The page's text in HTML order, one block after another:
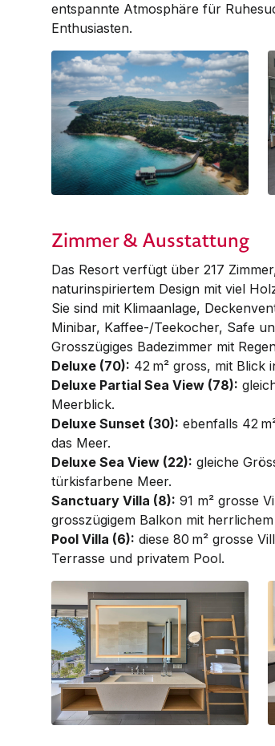
entspannte Atmosphäre für
Enthusiasten.
Zimmer & Ausstattung
Das Resort verfügt über 217
naturinspiriertem Design mit viel
Sie sind mit Klimaanlage,
Minibar, Kaffee-/Teekocher, Safe
Grosszügiges Badezimmer mit
Deluxe (70): 42 m² gross, mit Blick
Deluxe Partial Sea View (78):
Meerblick.
Deluxe Sunset (30): ebenfalls 42
das Meer.
Deluxe Sea View (22): gleiche
türkisfarbene Meer.
Sanctuary Villa (8): 91 m² grosse
grosszügigem Balkon mit
Pool Villa (6): diese 80 m² grosse
Terrasse und privatem Pool.